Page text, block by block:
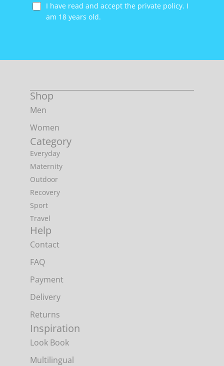
I have read and accept the private policy. I
am 18 years old.
Shop
Men
Women
Category
Everyday
Maternity
Outdoor
Recovery
Sport
Travel
Help
Contact
FAQ
Payment
Delivery
Returns
Inspiration
Look Book
Multilingual